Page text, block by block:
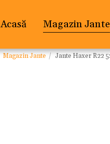
Acasă Magazin Jante
Magazin Jante Jante Haxer R22